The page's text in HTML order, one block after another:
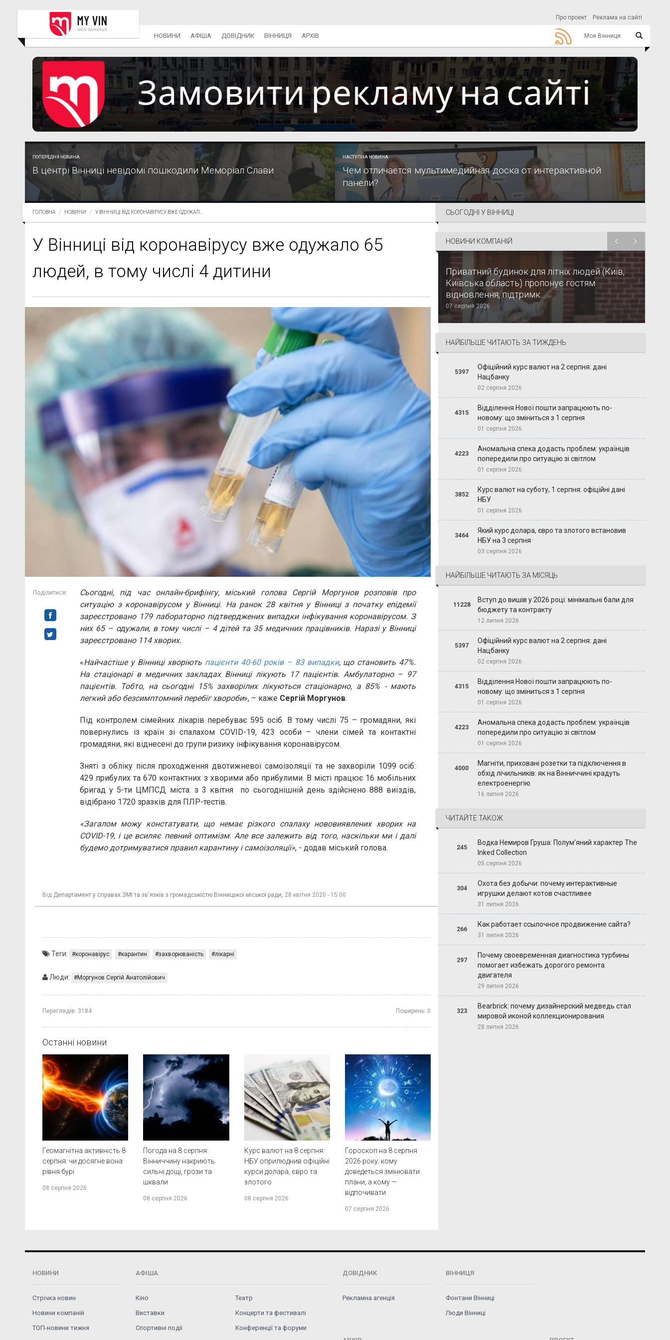
Про проект Реклама на сайті
Моя Вінниця
НОВИНИ АФІША ДОВІДНИК ВІННИЦЯ АРХІВ
ПОПЕРЕДНЯ НОВИНА
В центрі Вінниці невідомі пошкодили Меморіал Слави
НАСТУПНА НОВИНА
Чем отличается мультимедийная доска от интерактивной
панели?
ГОЛОВНА НОВИНИ У ВІННИЦІ ВІД КОРОНАВІРУСУ ВЖЕ ОДУЖАЛ...
У Вінниці від коронавірусу вже одужало 65
людей, в тому числі 4 дитини
Поділитися:
Сьогодні, під час онлайн-брифінгу, міський голова Сергій Моргунов розповів про
ситуацію з коронавірусом у Вінниці. На ранок 28 квітня у Вінниці з початку епідемії
зареєстровано 179 лабораторно підтверджених випадки інфікування коронавірусом. З
них 65 – одужали, в тому числі – 4 дітей та 35 медичних працівників. Наразі у Вінниці
зареєстровано 114 хворих.
«Найчастіше у Вінниці хворіють пацієнти 40-60 років – 83 випадки, що становить 47%.
На стаціонарі в медичних закладах Вінниці лікують 17 пацієнтів. Амбулаторно – 97
пацієнтів. Тобто, на сьогодні 15% захворілих лікуються стаціонарно, а 85% - мають
легкий або безсимптомний перебіг хвороби», – каже Сергій Моргунов.
Під контролем сімейних лікарів перебуває 595 осіб. В тому числі 75 – громадяни, які
повернулись із країн зі спалахом COVID-19, 423 особи – члени сімей та контактні
громадяни, які віднесені до групи ризику інфікування коронавірусом.
Зняті з обліку після проходження двотижневої самоізоляції та не захворіли 1099 осіб:
429 прибулих та 670 контактних з хворими або прибулими. В місті працює 16 мобільних
бригад у 5-ти ЦМПСД міста: з 3 квітня по сьогоднішній день здійснено 888 виїздів,
відібрано 1720 зразків для ПЛР-тестів.
«Загалом можу констатувати, що немає різкого спалаху нововиявлених хворих на
COVID-19, і це всиляє певний оптимізм. Але все залежить від того, наскільки ми і далі
будемо дотримуватися правил карантину і самоізоляції», - додав міський голова.
Від Департамент у справах ЗМІ та зв'язків з громадськістю Вінницької міської ради, 28 квітня 2020 - 15:00
Теги: коронавірус карантин захворюваність лікарні
Люди: Моргунов Сергій Анатолійович
Переглядів: 3184 Поширень: 0
Останні новини
Геомагнітна активність 8
серпня: чи досягне вона
рівня бурі
08 серпня 2026
Погода на 8 серпня:
Вінниччину накриють
сильні дощі, грози та
шквали
08 серпня 2026
Курс валют на 8 серпня:
НБУ оприлюднив офіційні
курси долара, євро та
злотого
08 серпня 2026
Гороскоп на 8 серпня
2026 року: кому
доведеться змінювати
плани, а кому —
відпочивати
07 серпня 2026
СЬОГОДНІ У ВІННИЦІ
НОВИНИ КОМПАНІЙ
Приватний будинок для літніх людей (Київ,
Київська область) пропонує гостям
відновлення, підтримк...
07 серпня 2026
НАЙБІЛЬШЕ ЧИТАЮТЬ ЗА ТИЖДЕНЬ
5397
Офіційний курс валют на 2 серпня: дані
Нацбанку
02 серпня 2026
4315
Відділення Нової пошти запрацюють по-
новому: що зміниться з 1 серпня
01 серпня 2026
4223
Аномальна спека додасть проблем: українців
попередили про ситуацію зі світлом
01 серпня 2026
3852
Курс валют на суботу, 1 серпня: офіційні дані
НБУ
01 серпня 2026
3464
Який курс долара, євро та злотого встановив
НБУ на 3 серпня
03 серпня 2026
НАЙБІЛЬШЕ ЧИТАЮТЬ ЗА МІСЯЦЬ
11228
Вступ до вишів у 2026 році: мінімальні бали для
бюджету та контракту
12 липня 2026
5397
Офіційний курс валют на 2 серпня: дані
Нацбанку
02 серпня 2026
4315
Відділення Нової пошти запрацюють по-
новому: що зміниться з 1 серпня
01 серпня 2026
4223
Аномальна спека додасть проблем: українців
попередили про ситуацію зі світлом
01 серпня 2026
4000
Магніти, приховані розетки та підключення в
обхід лічильників: як на Вінниччині крадуть
електроенергію
16 липня 2026
ЧИТАЙТЕ ТАКОЖ
245
Водка Немиров Груша: Полум'яний характер The
Inked Collection
05 серпня 2026
304
Охота без добычи: почему интерактивные
игрушки делают котов счастливее
31 липня 2026
266
Как работает ссылочное продвижение сайта?
31 липня 2026
297
Почему своевременная диагностика турбины
помогает избежать дорогого ремонта
двигателя
29 липня 2026
323
Bearbrick: почему дизайнерский медведь стал
мировой иконой коллекционирования
28 липня 2026
НОВИНИ
Стрічка новин
Новини компаній
ТОП-новини тижня
АФІША
Кіно
Театр
Виставки
Концерти та фестивалі
Спортивні події
Конференції та форуми
ДОВІДНИК
Рекламна агенція
ВІННИЦЯ
Фонтани Вінниці
Люди Вінниці